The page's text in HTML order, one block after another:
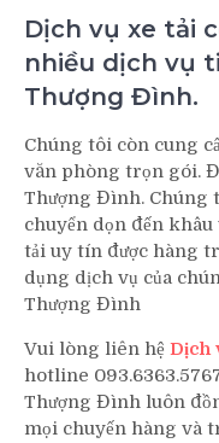
Dịch vụ xe tải
nhiều dịch vụ
Thượng Đình.
Chúng tôi còn cung
văn phòng trọn gói.
Thượng Đình. Chúng
chuyển dọn đến
tải uy tín được hàng
dụng dịch vụ của
Thượng Đình
Vui lòng liên hệ Dịch
hotline
Thượng Đình luôn
mọi chuyến hàng và